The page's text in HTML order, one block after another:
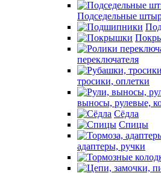
Подседельные
переключателя
тросики, оплетки
выносы, рулевые,
Сёдла
Спицы
адаптеры, ручки